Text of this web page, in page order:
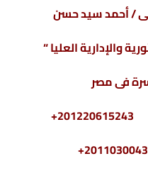
/ أحمد سيد حسن
والإدارية العليا “
فى مصر